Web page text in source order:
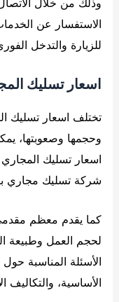
وذلك من خلال
الاستفسار عن
للزيارة والتدخل
اسعار تسليك
تختلف اسعار تسليك
وحجمها وصعوبتها،
اسعار تسليك
شركة تسليك مجاري
كما يقدم معظم
لحجم العمل وطبيعة
الأسئلة المناسبة
الأساسية، والتكاليف